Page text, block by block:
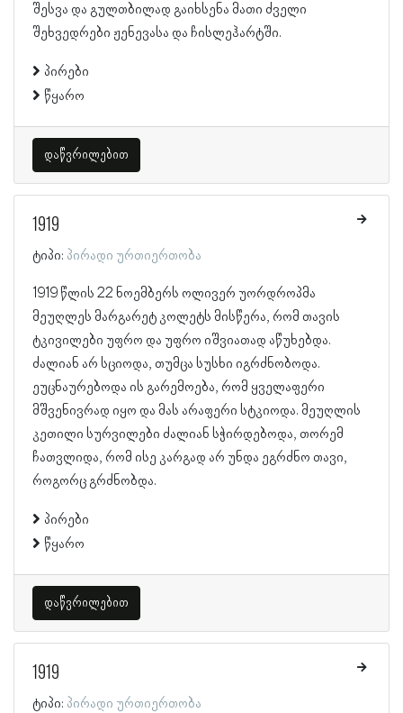
შესვა და გულთბილად გაიხსენა მათი ძველი
შეხვედრები ჟენევასა და ჩისლეჰარტში.
პირები
წყარო
დაწვრილებით
1919
ტიპი: პირადი ურთიერთობა
1919 წლის 22 ნოემბერს ოლივერ უორდროპმა
მეუღლეს მარგარეტ კოლეტს მისწერა, რომ თავის
ტკივილები უფრო და უფრო იშვიათად აწუხებდა.
ძალიან არ სციოდა, თუმცა სუსხი იგრძნობოდა.
ეუცნაურებოდა ის გარემოება, რომ ყველაფერი
მშვენივრად იყო და მას არაფერი სტკიოდა. მეუღლის
კეთილი სურვილები ძალიან სჭირდებოდა, თორემ
ჩათვლიდა, რომ ისე კარგად არ უნდა ეგრძნო თავი,
როგორც გრძნობდა.
პირები
წყარო
დაწვრილებით
1919
ტიპი: პირადი ურთიერთობა